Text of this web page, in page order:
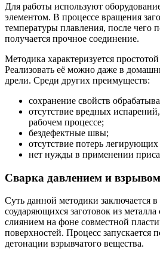
Для работы используют
элементом. В процессе вращения
температуры плавления, после чего
получается прочное соединение.
Методика характеризуется
Реализовать её можно даже в
дрели. Среди других преимуществ:
сохранение свойств
отсутствие вредных
рабочем процессе;
бездефектные швы;
отсутствие потерь
нет нужды в применении
Сварка давлением и взрывом
Суть данной методики заключается
соударяющихся заготовок из
слиянием на фоне совместной
поверхностей. Процесс запускается
детонации взрывчатого вещества.